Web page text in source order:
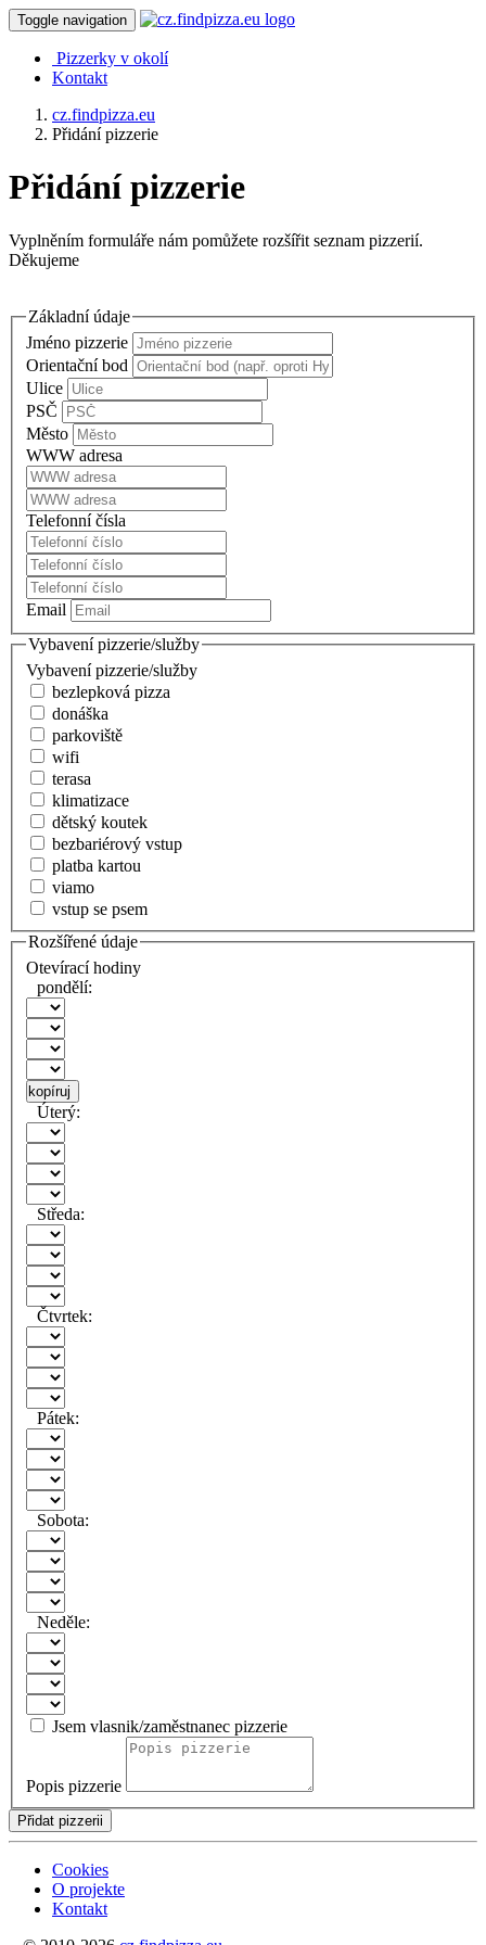
Toggle navigation
Pizzerky v okolí
Kontakt
cz.findpizza.eu
Přidání pizzerie
Přidání pizzerie
Vyplněním formuláře nám pomůžete rozšířit seznam pizzerií.
Děkujeme
Základní údaje
Jméno pizzerie
Orientační bod
Ulice
PSČ
Město
WWW adresa
Telefonní čísla
Email
Vybavení pizzerie/služby
Vybavení pizzerie/služby
bezlepková pizza
donáška
parkoviště
wifi
terasa
klimatizace
dětský koutek
bezbariérový vstup
platba kartou
viamo
vstup se psem
Rozšířené údaje
Otevírací hodiny
pondělí:
kopíruj
Úterý:
Středa:
Čtvrtek:
Pátek:
Sobota:
Neděle:
Jsem vlasnik/zaměstnanec pizzerie
Popis pizzerie
Přidat pizzerii
Cookies
O projekte
Kontakt